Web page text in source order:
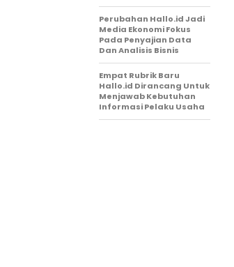
Perubahan Hallo.id Jadi
Media Ekonomi Fokus
Pada Penyajian Data
Dan Analisis Bisnis
Empat Rubrik Baru
Hallo.id Dirancang Untuk
Menjawab Kebutuhan
Informasi Pelaku Usaha